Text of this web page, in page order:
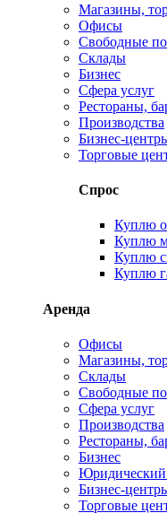
Магазины,
Офисы
Свободные
Склады
Бизнес
Сфера услуг
Рестораны,
Производства
Бизнес-
Торговые
Спрос
Куплю
Куплю
Куплю
Куплю
Аренда
Офисы
Магазины,
Склады
Свободные
Сфера услуг
Производства
Рестораны,
Бизнес
Юридический
Бизнес-
Торговые